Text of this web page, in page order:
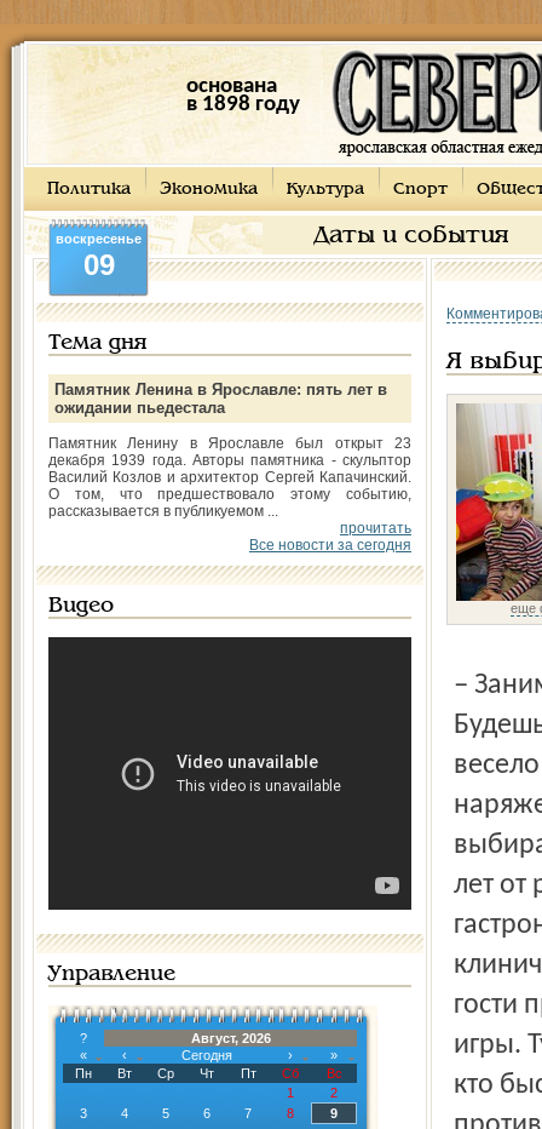
основана
в 1898 году
Политика Экономика Культура Спорт
Даты и события
воскресенье
09
Тема дня
Памятник Ленина в Ярославле: пять лет в
ожидании пьедестала
Памятник Ленину в Ярославле был открыт 23
декабря 1939 года. Авторы памятника - скульптор
Василий Козлов и архитектор Сергей Капачинский.
О том, что предшествовало этому событию,
рассказывается в публикуемом ...
прочитать
Все новости за сегодня
Видео
Управление
?
Август, 2026
«
‹ Сегодня ›
»
Пн
Вт Ср Чт Пт Сб
Вс
1
2
3
4 5 6 7 8
9
Я
еще
– Занимайтесь, дети, спортом! Занимайтесь, молодёжь!
лет от
гости
игры.
кто